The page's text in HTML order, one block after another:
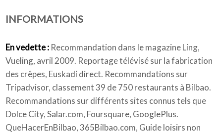
INFORMATIONS
En vedette : Recommandation dans le magazine Ling,
Vueling, avril 2009. Reportage télévisé sur la fabrication
des crêpes, Euskadi direct. Recommandations sur
Tripadvisor, classement 39 de 750 restaurants à Bilbao.
Recommandations sur différents sites connus tels que
Dolce City, Salar.com, Foursquare, GooglePlus.
QueHacerEnBilbao, 365Bilbao.com, Guide loisirs non